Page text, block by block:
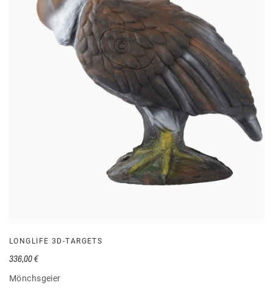
LONGLIFE 3D-TARGETS
Mönchsgeier
336,00 €